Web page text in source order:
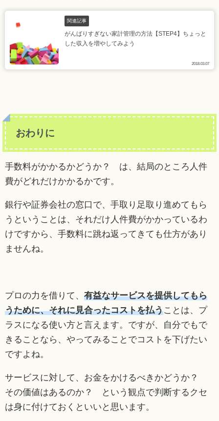
関連記事
がんばりすぎない家計管理の方法【STEP4】ちょっと
した収入を増やしてみよう
2018.03.07
おわりに
手数料がかかるかどうか？ は、結局のところ人件
費がどれだけかかるかです。
銀行や証券会社の窓口で、手取り足取り進めてもら
うということは、それだけ人件費がかかっているわ
けですから、手数料に跳ね返ってきても仕方があり
ませんね。
プロの力を借りて、 有益なサービスを提供してもら
うために、それに見合ったコストを払うことは、プ
ラスになる使い方と言えます。ですが、自分でもで
きることなら、やってみることでコストを下げたい
ですよね。
サービスに対して、お金をかけるべきかどうか？
その価値はあるのか？ という観点で判断するクセ
は身に付けておくといいと思います。